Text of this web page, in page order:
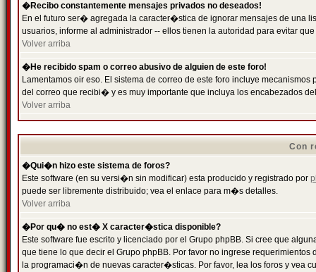
�Recibo constantemente mensajes privados no deseados!
En el futuro ser� agregada la caracter�stica de ignorar mensajes de una
usuarios, informe al administrador -- ellos tienen la autoridad para evitar
Volver arriba
�He recibido spam o correo abusivo de alguien de este foro!
Lamentamos oir eso. El sistema de correo de este foro incluye
del correo que recibi� y es muy importante que incluya los encabezados
Volver arriba
Con
�Qui�n hizo este sistema de foros?
Este software (en su versi�n sin modificar) esta producido y registrado por
puede ser libremente distribuido; vea el enlace para m�s detalles.
Volver arriba
�Por qu� no est� X caracter�stica disponible?
Este software fue escrito y licenciado por el Grupo phpBB. Si cree que
que tiene lo que decir el Grupo phpBB. Por favor no ingrese
la programaci�n de nuevas caracter�sticas. Por favor, lea los foros y vea